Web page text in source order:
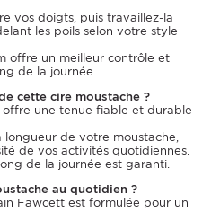
vos doigts, puis travaillez-la
les poils selon votre style
offre un meilleur contrôle et
de la journée.
cette cire moustache ?
offre une tenue fiable et durable
de votre moustache,
de vos activités quotidiennes.
de la journée est garanti.
au quotidien ?
Fawcett est formulée pour un